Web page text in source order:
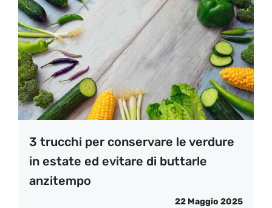
3 trucchi per conservare le verdure
in estate ed evitare di buttarle
anzitempo
22 Maggio 2025